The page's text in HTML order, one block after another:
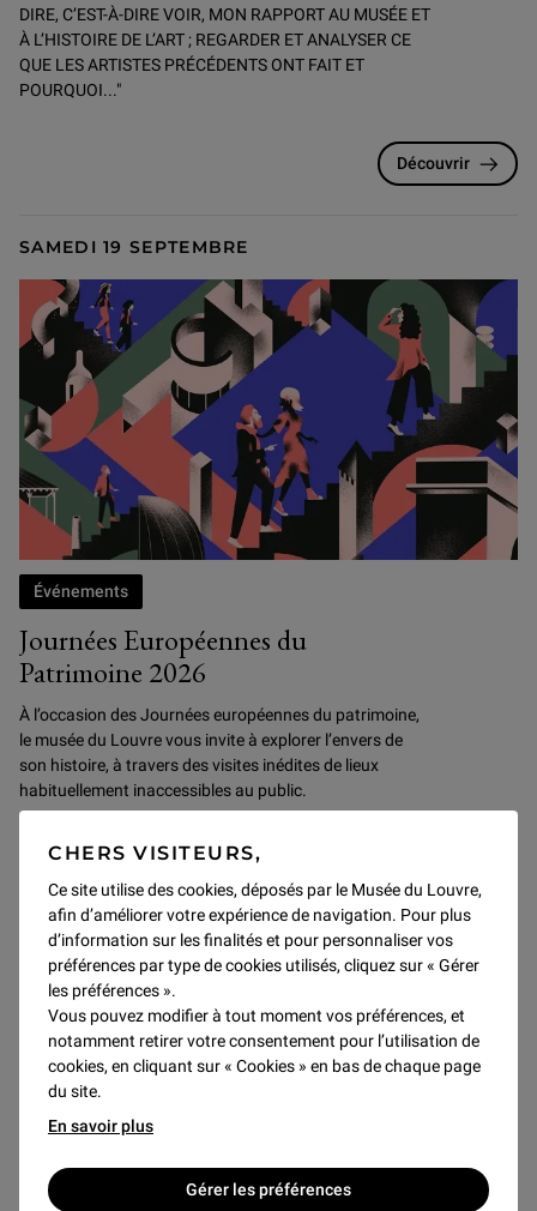
CHERS VISITEURS,
Ce site utilise des cookies, déposés par le Musée du Louvre,
afin d’améliorer votre expérience de navigation. Pour plus
d’information sur les finalités et pour personnaliser vos
préférences par type de cookies utilisés, cliquez sur « Gérer
les préférences ».
Vous pouvez modifier à tout moment vos préférences, et
notamment retirer votre consentement pour l’utilisation de
cookies, en cliquant sur « Cookies » en bas de chaque page
du site.
En savoir plus
Gérer les préférences
DIRE, C’EST-À-DIRE VOIR, MON RAPPORT AU MUSÉE ET
À L’HISTOIRE DE L’ART ; REGARDER ET ANALYSER CE
QUE LES ARTISTES PRÉCÉDENTS ONT FAIT ET
POURQUOI..."
Découvrir
SAMEDI 19 SEPTEMBRE
Journées Européennes du
Patrimoine 2026
Événements
À l’occasion des Journées européennes du patrimoine,
le musée du Louvre vous invite à explorer l’envers de
son histoire, à travers des visites inédites de lieux
habituellement inaccessibles au public.
SAMEDI 19 SEPTEMBRE